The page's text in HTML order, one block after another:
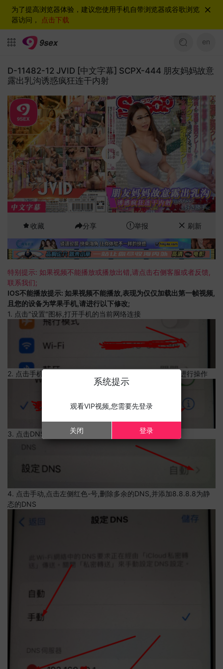
为了提高浏览器体验，建议您使用手机自带浏览器或谷歌浏览
器访问， 点击下载
en
D-11482-12 JVID [中文字幕] SCPX-444 朋友妈妈故意
露出乳沟诱惑疯狂连干内射
收藏 分享 举报 刷新
特别提示: 如果视频不能播放或播放出错,请点击右侧客服或者反馈,
联系我们;
IOS不能播放提示: 如果视频不能播放,表现为仅仅加载出第一帧视频,
且您的设备为苹果手机,请进行以下修改;
1. 点击"设置"图标,打开手机的当前网络连接
2. 点击手机的当前网络连接,上边有一个感叹号,点击可以进行操作
3. 点击DNS设置
4. 点击手动,点击左侧红色-号,删除多余的DNS,并添加8.8.8.8为静
态的DNS
系统提示
观看VIP视频,您需要先登录
关闭 登录